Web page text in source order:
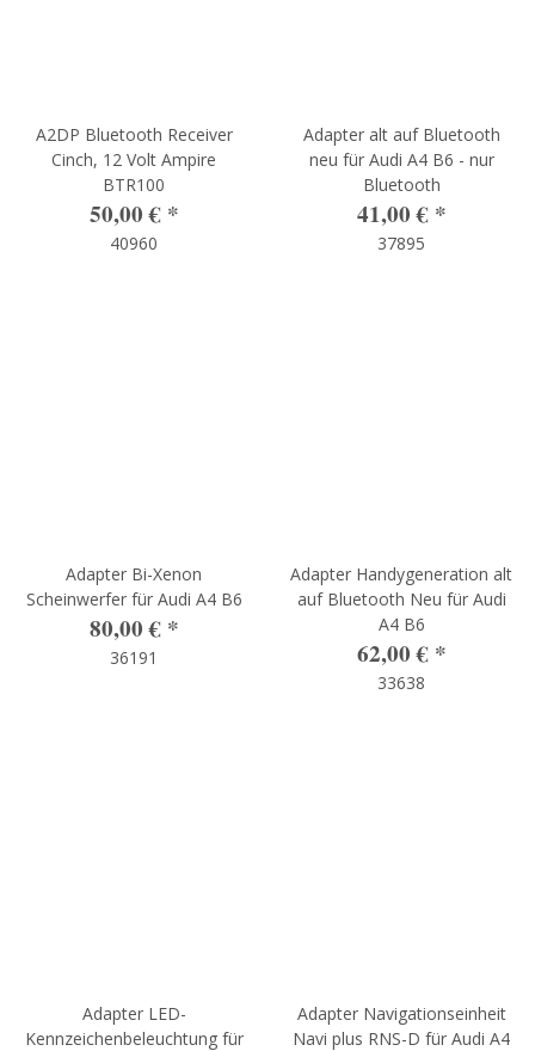
A2DP Bluetooth Receiver
Cinch, 12 Volt Ampire
BTR100
50,00 € *
40960
Adapter alt auf Bluetooth
neu für Audi A4 B6 - nur
Bluetooth
41,00 € *
37895
Adapter Bi-Xenon
Scheinwerfer für Audi A4 B6
80,00 € *
36191
Adapter Handygeneration alt
auf Bluetooth Neu für Audi
A4 B6
62,00 € *
33638
Adapter LED-
Kennzeichenbeleuchtung für
Adapter Navigationseinheit
Navi plus RNS-D für Audi A4